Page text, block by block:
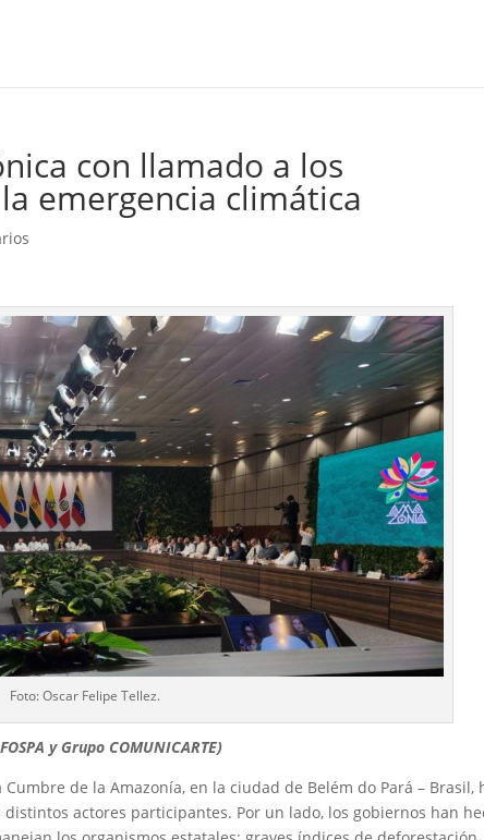
con llamado a los
emergencia climática
Foto: Oscar Felipe Tellez.
y Grupo COMUNICARTE)
de la Amazonía, en la ciudad de Belém do Pará – Brasil,
actores participantes. Por un lado, los gobiernos han